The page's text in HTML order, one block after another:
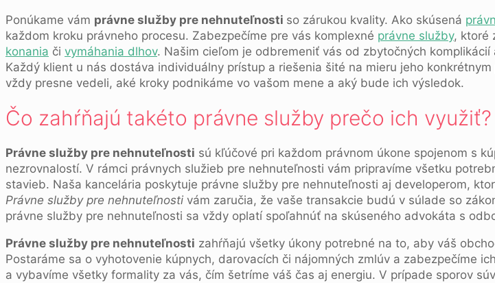
Ponúkame vám právne služby pre nehnuteľnosti so zárukou kvality. Ako skúsená
každom kroku právneho procesu. Zabezpečíme pre vás komplexné právne služby, ktoré
konania či vymáhania dlhov. Našim cieľom je odbremeniť vás od zbytočných
Každý klient u nás dostáva individuálny prístup a riešenia šité na mieru jeho
vždy presne vedeli, aké kroky podnikáme vo vašom mene a aký bude ich výsledok.
Čo zahŕňajú takéto právne služby prečo ich využiť?
Právne služby pre nehnuteľnosti sú kľúčové pri každom právnom úkone spojenom s
nezrovnalostí. V rámci právnych služieb pre nehnuteľnosti vám pripravíme všetku
stavieb. Naša kancelária poskytuje právne služby pre nehnuteľnosti aj developerom,
Právne služby pre nehnuteľnosti vám zaručia, že vaše transakcie budú v súlade so
právne služby pre nehnuteľnosti sa vždy oplatí spoľahnúť na skúseného advokáta s
Právne služby pre nehnuteľnosti zahŕňajú všetky úkony potrebné na to, aby váš
Postaráme sa o vyhotovenie kúpnych, darovacích či nájomných zmlúv a zabezpečíme
a vybavíme všetky formality za vás, čím šetríme váš čas aj energiu. V prípade sporov